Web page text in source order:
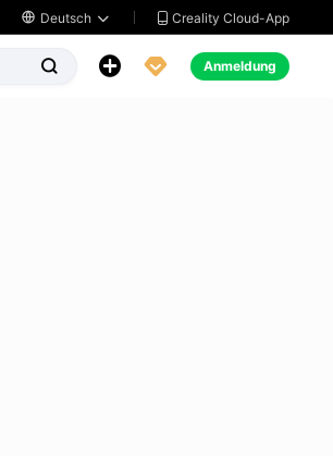
 Deutsch   Creality Cloud-App
   Anmeldung